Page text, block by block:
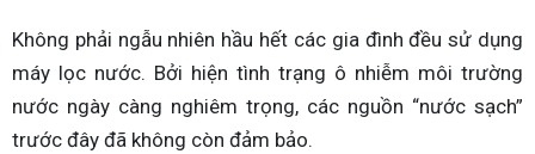
Không phải ngẫu nhiên hầu hết các gia đình đều sử dụng
máy lọc nước. Bởi hiện tình trạng ô nhiễm môi trường
nước ngày càng nghiêm trọng, các nguồn “nước sạch”
trước đây đã không còn đảm bảo.